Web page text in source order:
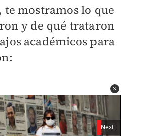
te mostramos lo que
y de qué trataron
académicos para